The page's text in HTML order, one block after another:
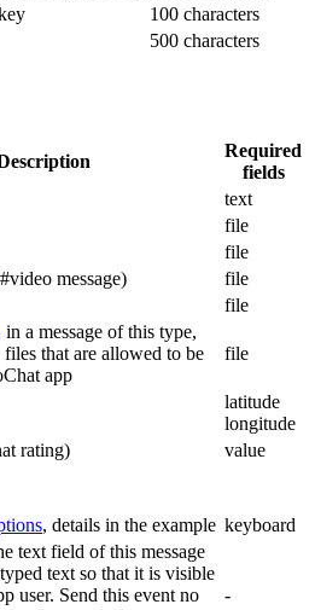
100 characters
500 characters
Required
fields
text
file
file
message)
file
file
in a message of this type,
that are allowed to be
app
file
latitude
longitude
rating)
value
, details in the example keyboard
text field of this message
text so that it is visible
user. Send this event no
-